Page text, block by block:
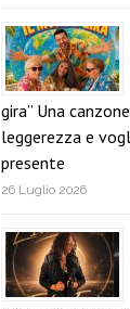
gira” Una
leggerezza e
presente
26 Luglio 2026